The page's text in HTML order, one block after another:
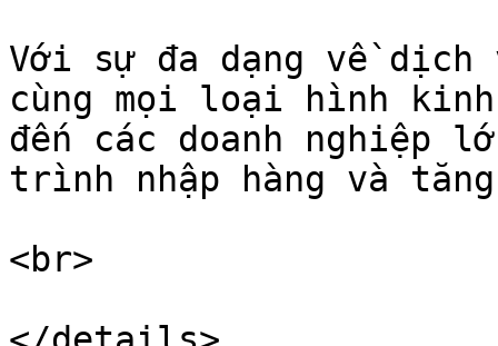
Với sự đa dạng về dịch
cùng mọi loại hình
đến các doanh nghiệp
trình nhập hàng và
<br>